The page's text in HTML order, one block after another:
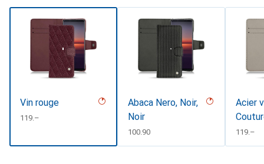
Vin rouge
CHF
119.–
Abaca Nero, Noir,
Noir
CHF
100.90
Acier
CHF
119.–